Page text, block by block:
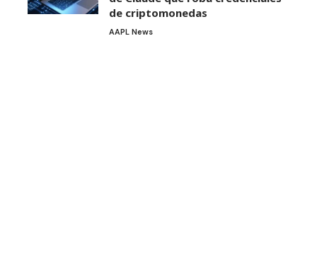
de criptomonedas
AAPL News